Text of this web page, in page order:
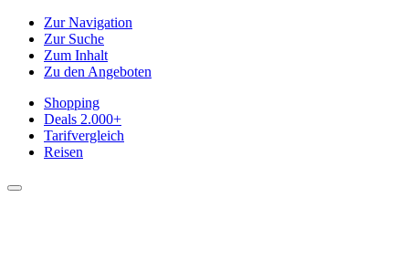
Zur Navigation
Zur Suche
Zum Inhalt
Zu den Angeboten
Shopping
Deals 2.000+
Tarifvergleich
Reisen